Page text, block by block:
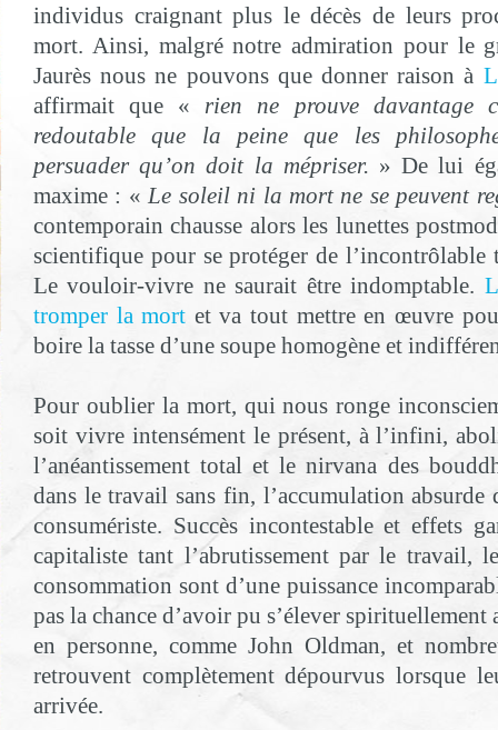
individus craignant plus le décès de leurs
mort. Ainsi, malgré notre admiration pour le
Jaurès nous ne pouvons que donner raison à
affirmait que « rien ne prouve davantage
redoutable que la peine que les
persuader qu’on doit la mépriser. » De lui
maxime : «Le soleil ni la mort ne se peuvent
contemporain chausse alors les lunettes
scientifique pour se protéger de l’incontrôlable
Le vouloir-vivre ne saurait être indomptable.
tromper la mort et va tout mettre en œuvre
boire la tasse d’une soupe homogène et
Pour oublier la mort, qui nous ronge
soit vivre intensément le présent, à l’infini,
l’anéantissement total et le nirvana des
dans le travail sans fin, l’accumulation absurde
consumériste. Succès incontestable et effets
capitaliste tant l’abrutissement par le travail,
consommation sont d’une puissance
pas la chance d’avoir pu s’élever spirituellement
en personne, comme John Oldman, et
retrouvent complètement dépourvus lorsque
arrivée.